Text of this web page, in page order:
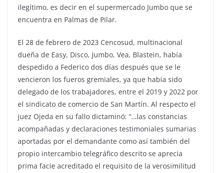
ilegítimo, es decir en el supermercado Jumbo que se
encuentra en Palmas de Pilar.
El 28 de febrero de 2023 Cencosud, multinacional
dueña de Easy, Disco, Jumbo, Vea, Blastein, había
despedido a Federico dos días después que se le
vencieron los fueros gremiales, ya que había sido
delegado de los trabajadores, entre el 2019 y 2022 por
el sindicato de comercio de San Martín. Al respecto el
juez Ojeda en su fallo dictaminó: “…las constancias
acompañadas y declaraciones testimoniales sumarias
aportadas por el demandante como así también del
propio intercambio telegráfico descrito se aprecia
prima facie acreditado el requisito de la verosimilitud